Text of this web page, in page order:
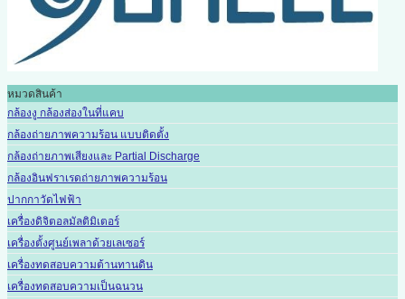
หมวดสินค้า
กล้องงู กล้องส่องในที่แคบ
กล้องถ่ายภาพความร้อน แบบติดตั้ง
กล้องถ่ายภาพเสียงและ Partial Discharge
กล้องอินฟราเรดถ่ายภาพความร้อน
ปากกาวัดไฟฟ้า
เครื่องดิจิตอลมัลติมิเตอร์
เครื่องตั้งศูนย์เพลาด้วยเลเซอร์
เครื่องทดสอบความต้านทานดิน
เครื่องทดสอบความเป็นฉนวน